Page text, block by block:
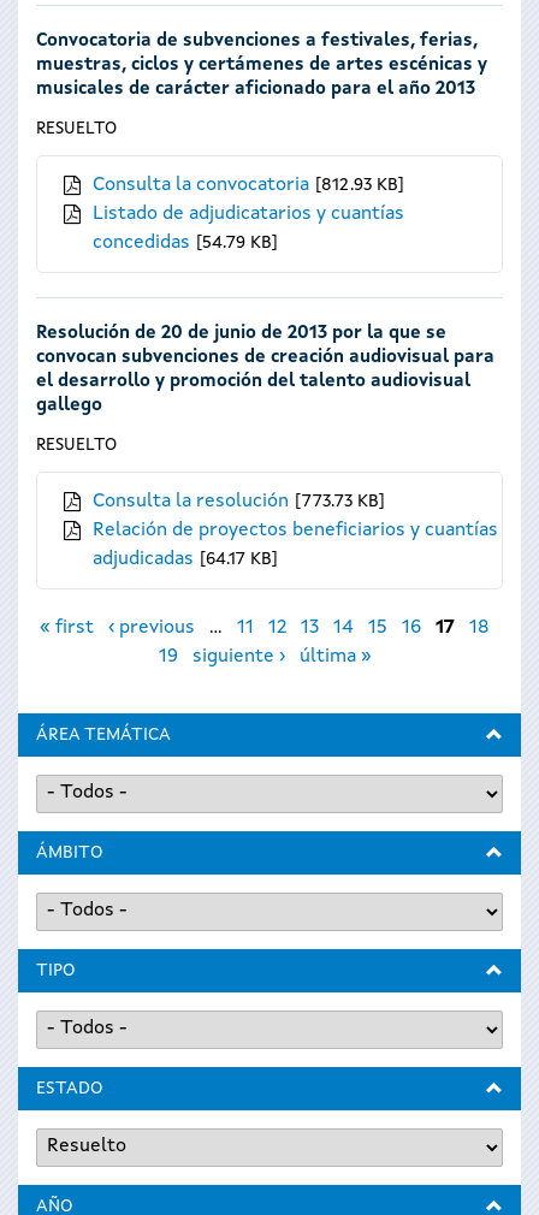
Convocatoria de subvenciones a festivales, ferias,
muestras, ciclos y certámenes de artes escénicas y
musicales de carácter aficionado para el año 2013
RESUELTO
Consulta la convocatoria 812.93 KB
Listado de adjudicatarios y cuantías
concedidas
54.79 KB
Resolución de 20 de junio de 2013 por la que se
convocan subvenciones de creación audiovisual para
el desarrollo y promoción del talento audiovisual
gallego
RESUELTO
Consulta la resolución 773.73 KB
Relación de proyectos beneficiarios y cuantías
adjudicadas
64.17 KB
Páginas
« first ‹ previous … 11 12 13 14 15 16 17
18
19
siguiente › última »
ÁREA TEMÁTICA
ÁMBITO
TIPO
ESTADO
AÑO